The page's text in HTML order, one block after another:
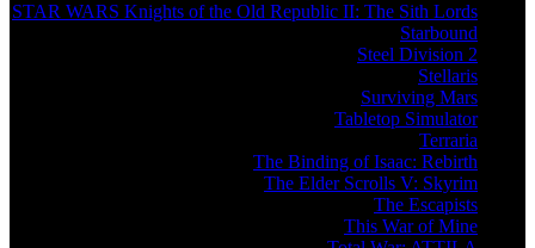
STAR WARS Knights of the Old Republic II: The Sith Lords
Starbound
Steel Division 2
Stellaris
Surviving Mars
Tabletop Simulator
Terraria
The Binding of Isaac: Rebirth
The Elder Scrolls V: Skyrim
The Escapists
This War of Mine